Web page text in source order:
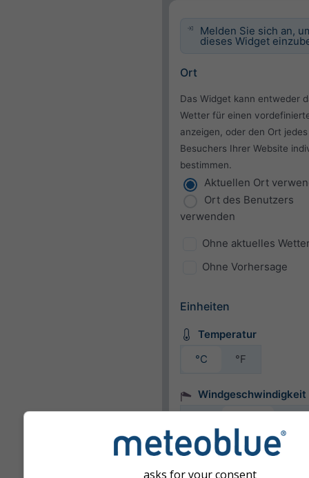
Melden Sie sich an,
dieses Widget
Ort
Das Widget kann entweder
Wetter für einen
anzeigen, oder den Ort jedes
Besuchers Ihrer Website
bestimmen.
Aktuellen Ort
Ort des Benutzers
verwenden
Ohne aktuelles
Ohne Vorhersage
Einheiten
Temperatur
°C
°F
Windgeschwindigkeit
mph kn
asks for your consent